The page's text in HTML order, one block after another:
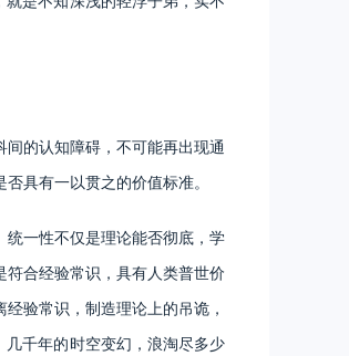
的认知障碍，不可能再出现通
具有一以贯之的价值标准。
一性不仅是理论能否彻底，学
合经验常识，具有人类普世价
验常识，制造理论上的吊诡，
千年的时空变幻，浪淘尽多少